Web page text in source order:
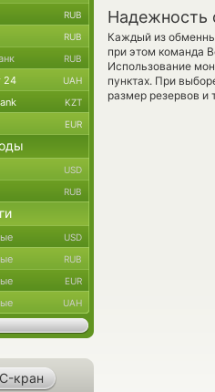
Надежность
Каждый из
при этом команда
Использование
пунктах. При
размер резервов и
RUB
RUB
RUB
24 UAH
KZT
EUR
USD
RUB
USD
RUB
EUR
UAH
кран